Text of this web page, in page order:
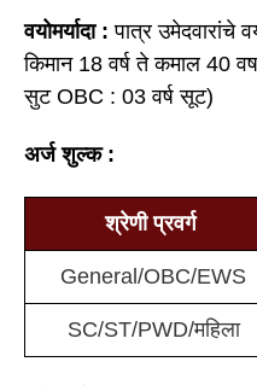
वयोमर्यादा : पात्र उमेदवारांचे
किमान 18 वर्ष ते कमाल 40
सुट OBC : 03 वर्ष सूट)
अर्ज शुल्क :
श्रेणी प्रवर्ग
General/OBC/EWS
SC/ST/PWD/महिला